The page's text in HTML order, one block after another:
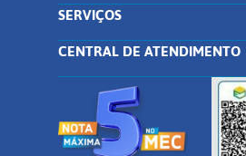
SERVIÇOS
CENTRAL DE ATENDIMENTO